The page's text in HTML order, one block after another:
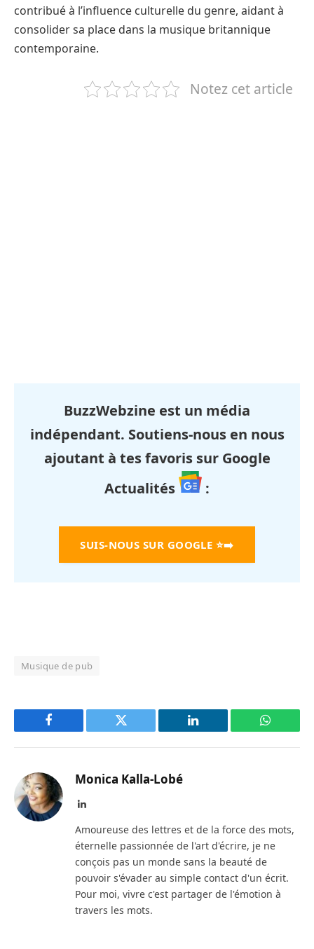
contribué à l’influence culturelle du genre, aidant à
consolider sa place dans la musique britannique
contemporaine.
Notez cet article
BuzzWebzine est un média
indépendant. Soutiens-nous en nous
ajoutant à tes favoris sur Google
Actualités
:
SUIS-NOUS SUR GOOGLE ⭐➡️
Musique de pub
Facebook Twitter LinkedIn
Monica Kalla-Lobé
LinkedIn
Amoureuse des lettres et de la force des mots,
éternelle passionnée de l'art d'écrire, je ne
conçois pas un monde sans la beauté de
pouvoir s'évader au simple contact d'un écrit.
Pour moi, vivre c'est partager de l'émotion à
travers les mots.